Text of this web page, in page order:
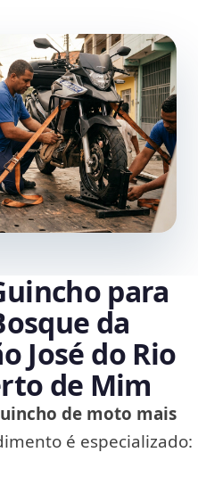
para
da
José do Rio
de Mim
de moto mais
é especializado: